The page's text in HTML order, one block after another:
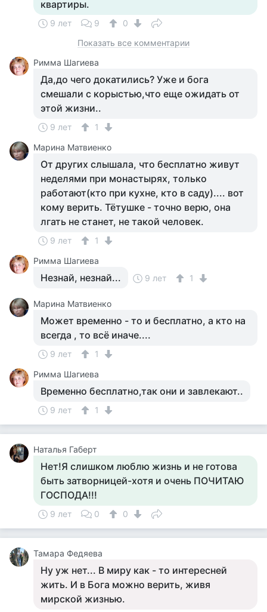
квартиры.
9 лет 9
0
Показать все комментарии
Римма Шагиева
Да,до чего докатились? Уже и бога
смешали с корыстью,что еще ожидать от
этой жизни..
9 лет
1
Марина Матвиенко
От других слышала, что бесплатно живут
неделями при монастырях, только
работают(кто при кухне, кто в саду).... вот
кому верить. Тётушке - точно верю, она
лгать не станет, не такой человек.
9 лет
1
Римма Шагиева
Незнай, незнай... 9 лет 1
Марина Матвиенко
Может временно - то и бесплатно, а кто на
всегда , то всё иначе....
9 лет
1
Римма Шагиева
Временно бесплатно,так они и завлекают..
9 лет 1
Наталья Габерт
Нет!Я слишком люблю жизнь и не готова
быть затворницей-хотя и очень ПОЧИТАЮ
ГОСПОДА!!!
9 лет 0 0
Тамара Федяева
Ну уж нет... В миру как - то интересней
жить. И в Бога можно верить, живя
мирской жизнью.